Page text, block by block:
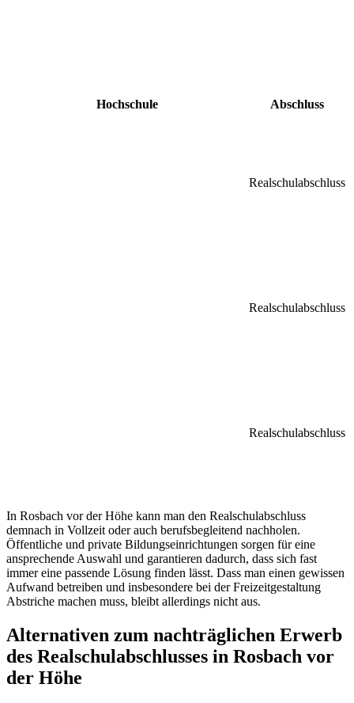
Hochschule Abschluss
Realschulabschluss
Realschulabschluss
Realschulabschluss
In Rosbach vor der Höhe kann man den Realschulabschluss
demnach in Vollzeit oder auch berufsbegleitend nachholen.
Öffentliche und private Bildungseinrichtungen sorgen für eine
ansprechende Auswahl und garantieren dadurch, dass sich fast
immer eine passende Lösung finden lässt. Dass man einen gewissen
Aufwand betreiben und insbesondere bei der Freizeitgestaltung
Abstriche machen muss, bleibt allerdings nicht aus.
Alternativen zum nachträglichen Erwerb
des Realschulabschlusses in Rosbach vor
der Höhe